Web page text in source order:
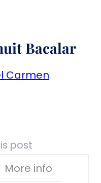
Bacalar
Carmen
post
More info